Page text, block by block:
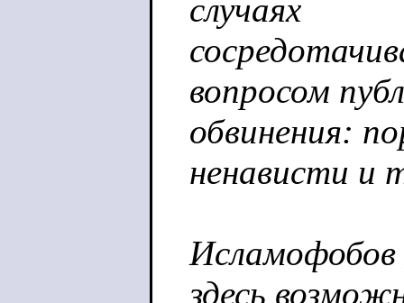
случаях
вопросом
обвинения:
ненависти и
Исламофобов
здесь